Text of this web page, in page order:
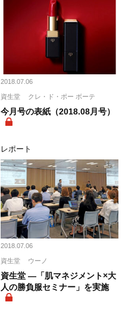
2018.07.06
資生堂 クレ・ド・ポー ボーテ
今月号の表紙（2018.08月号）
レポート
2018.07.06
資生堂 ウーノ
資生堂 ―「肌マネジメント×大
人の勝負服セミナー」を実施